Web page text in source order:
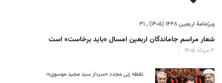
ویژه‌نامهٔ اربعین ۱۴۴۸ (۱۴۰۵) ـ ۳۱
شعار مراسم جاماندگان اربعین امسال «باید برخاست» است
۳ مرداد ۱۴۰۵
نقطه زنی مجدد «سردار سید مجید موسوی»؛